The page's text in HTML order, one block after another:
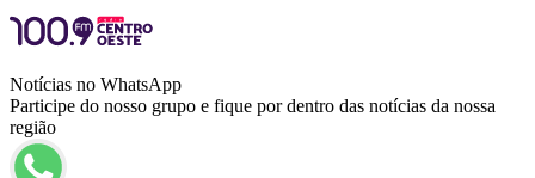
Notícias no WhatsApp
Participe do nosso grupo e fique por dentro das notícias da nossa
região